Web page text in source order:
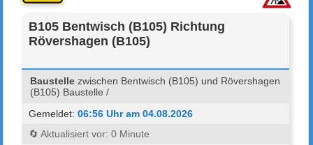
B105 Bentwisch (B105) Richtung
Rövershagen (B105)
Baustelle zwischen Bentwisch (B105) und Rövershagen
(B105) Baustelle /
Gemeldet:06:56 Uhr am 04.08.2026
🔄 Aktualisiert vor: 0 Minute